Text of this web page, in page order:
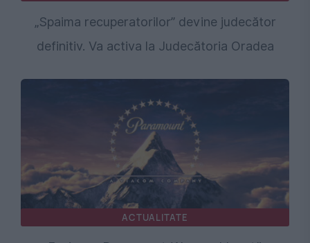
„Spaima recuperatorilor” devine judecător
definitiv. Va activa la Judecătoria Oradea
ACTUALITATE